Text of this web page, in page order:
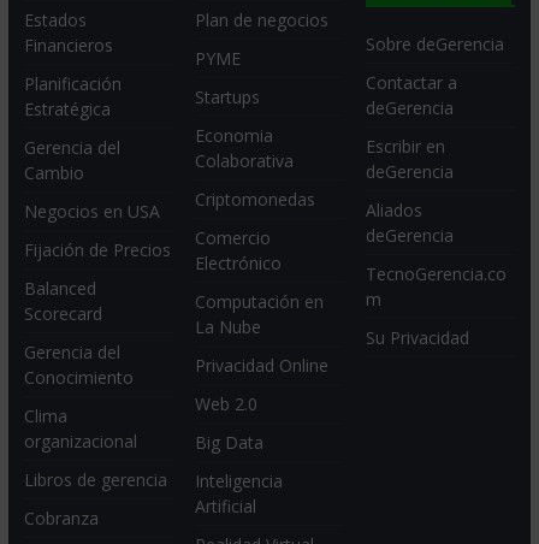
Estados
Financieros
Planificación
Estratégica
Gerencia del
Cambio
Negocios en USA
Fijación de Precios
Balanced
Scorecard
Gerencia del
Conocimiento
Clima
organizacional
Libros de gerencia
Cobranza
Plan de negocios
PYME
Startups
Economia
Colaborativa
Criptomonedas
Comercio
Electrónico
Computación en
La Nube
Privacidad Online
Web 2.0
Big Data
Inteligencia
Artificial
Sobre deGerencia
Contactar a
deGerencia
Escribir en
deGerencia
Aliados
deGerencia
TecnoGerencia.co
m
Su Privacidad